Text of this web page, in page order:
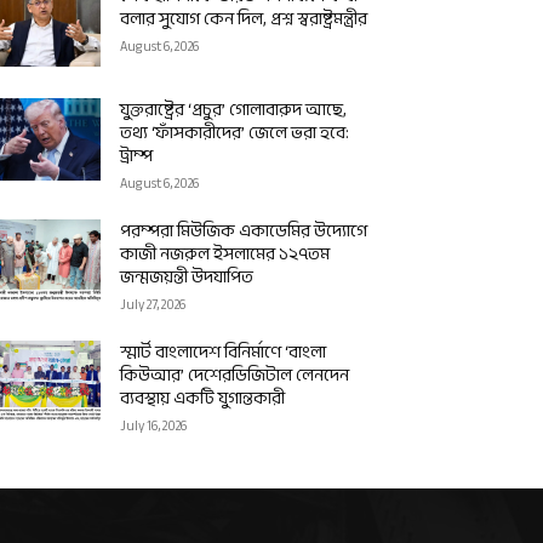
বলার সুযোগ কেন দিল, প্রশ্ন স্বরাষ্ট্রমন্ত্রীর
August 6, 2026
যুক্তরাষ্ট্রের ‘প্রচুর’ গোলাবারুদ আছে,
তথ্য ‘ফাঁসকারীদের’ জেলে ভরা হবে:
ট্রাম্প
August 6, 2026
পরম্পরা মিউজিক একাডেমির উদ্যোগে
কাজী নজরুল ইসলামের ১২৭তম
জন্মজয়ন্তী উদযাপিত
July 27, 2026
স্মার্ট বাংলাদেশ বিনির্মাণে ‘বাংলা
কিউআর’ দেশেরডিজিটাল লেনদেন
ব্যবস্থায় একটি যুগান্তকারী
July 16, 2026